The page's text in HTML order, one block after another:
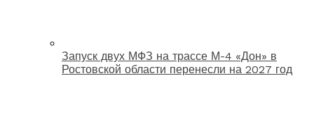
Запуск двух МФЗ на трассе М-4 «Дон» в
Ростовской области перенесли на 2027 год